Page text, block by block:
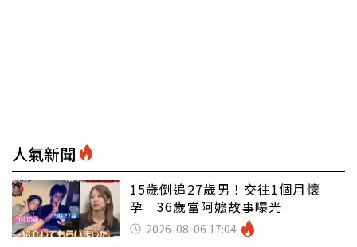
人氣新聞
15歲倒追27歲男！交往1個月懷
孕 36歲當阿嬤故事曝光
2026-08-06 17:04